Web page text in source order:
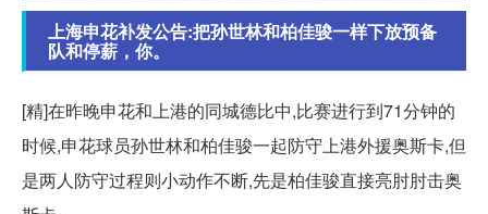
上海申花补发公告:把孙世林和柏佳骏一样下放预备
队和停薪，你。
[精]在昨晚申花和上港的同城德比中,比赛进行到71分钟的
时候,申花球员孙世林和柏佳骏一起防守上港外援奥斯卡,但
是两人防守过程则小动作不断,先是柏佳骏直接亮肘肘击奥